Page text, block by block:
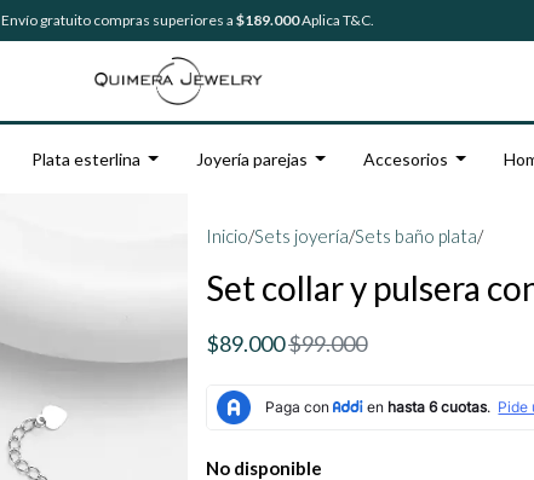
Envío gratuito compras superiores a $189.000Aplica T&C.
Plata esterlina Joyería parejas Accesorios
Inicio/Sets joyería/Sets baño plata/
Set collar y pulsera
$89.000$99.000
No disponible